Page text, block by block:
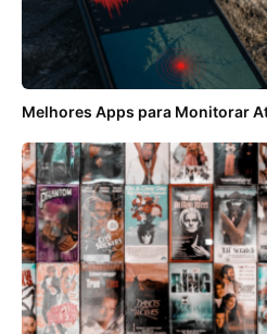
Melhores Apps para Monitorar